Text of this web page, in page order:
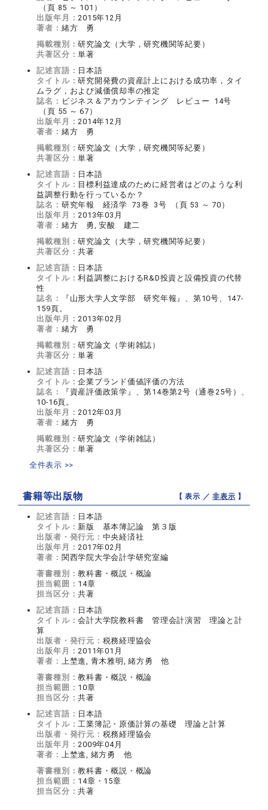
（頁 85 ～ 101）
出版年月：2015年12月
著者： 緒方 勇
掲載種別：研究論文（大学，研究機関等紀要）
共著区分：単著
記述言語： 日本語
タイトル：研究開発費の資産計上における成功率，タイ
ムラグ，および減価償却率の推定
誌名： ビジネス＆アカウンティング レビュー 14号
（頁 55 ～ 67）
出版年月：2014年12月
著者： 緒方 勇
掲載種別：研究論文（大学，研究機関等紀要）
共著区分：単著
記述言語： 日本語
タイトル： 目標利益達成のために経営者はどのような利
益調整行動を行っているか？
誌名： 研究年報 経済学 73巻 3号 （頁 53 ～ 70）
出版年月：2013年03月
著者： 緒方 勇, 安酸 建二
掲載種別：研究論文（大学，研究機関等紀要）
共著区分：共著
記述言語： 日本語
タイトル：利益調整におけるR&D投資と設備投資の代替
性
誌名：
『山形大学人文学部 研究年報』、第10号、147-
159頁。
出版年月：2013年02月
著者： 緒方 勇
掲載種別：研究論文（学術雑誌）
共著区分：単著
記述言語： 日本語
タイトル：企業ブランド価値評価の方法
誌名：
『資産評価政策学』、第14巻第2号（通巻25号）、
10-16頁。
出版年月：2012年03月
著者： 緒方 勇
掲載種別：研究論文（学術雑誌）
共著区分：単著
全件表示 >>
書籍等出版物 【 表示 ／非表示 】
記述言語： 日本語
タイトル： 新版 基本簿記論 第３版
出版者・発行元： 中央経済社
出版年月：2017年02月
著者： 関西学院大学会計学研究室編
著書種別：教科書・概説・概論
担当範囲： 14章
担当区分：共著
記述言語： 日本語
タイトル：会計大学院教科書 管理会計演習 理論と計
算
出版者・発行元： 税務経理協会
出版年月：2011年01月
著者： 上埜進, 青木雅明, 緒方勇 他
著書種別：教科書・概説・概論
担当範囲： 10章
担当区分：共著
記述言語： 日本語
タイトル：工業簿記・原価計算の基礎 理論と計算
出版者・発行元： 税務経理協会
出版年月：2009年04月
著者： 上埜進, 緒方勇 他
著書種別：教科書・概説・概論
担当範囲： 14章・15章
担当区分：共著